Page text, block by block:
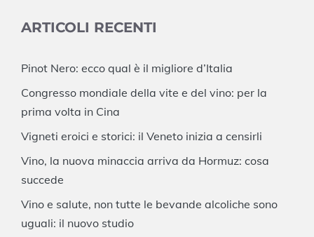
ARTICOLI RECENTI
Pinot Nero: ecco qual è il migliore d’Italia
Congresso mondiale della vite e del vino: per la
prima volta in Cina
Vigneti eroici e storici: il Veneto inizia a censirli
Vino, la nuova minaccia arriva da Hormuz: cosa
succede
Vino e salute, non tutte le bevande alcoliche sono
uguali: il nuovo studio